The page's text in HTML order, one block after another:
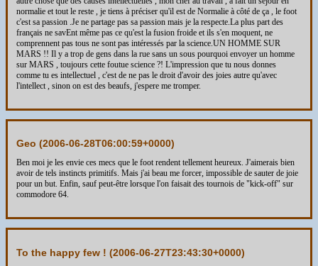
normalie et tout le reste , je tiens à préciser qu'il est de Normalie à côté de ça , le foot
c'est sa passion .Je ne partage pas sa passion mais je la respecte.La plus part des
français ne savEnt même pas ce qu'est la fusion froide et ils s'en moquent, ne
comprennent pas tous ne sont pas intéressés par la science.UN HOMME SUR
MARS !! Il y a trop de gens dans la rue sans un sous pourquoi envoyer un homme
sur MARS , toujours cette foutue science ?! L'impression que tu nous donnes
comme tu es intellectuel , c'est de ne pas le droit d'avoir des joies autre qu'avec
l'intellect , sinon on est des beaufs, j'espere me tromper.
Geo (2006-06-28T06:00:59+0000)
Ben moi je les envie ces mecs que le foot rendent tellement heureux. J'aimerais bien
avoir de tels instincts primitifs. Mais j'ai beau me forcer, impossible de sauter de joie
pour un but. Enfin, sauf peut-être lorsque l'on faisait des tournois de "kick-off" sur
commodore 64.
To the happy few ! (2006-06-27T23:43:30+0000)